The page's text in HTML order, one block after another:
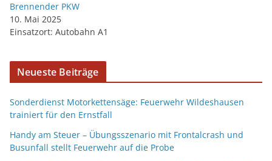
Brennender PKW
10. Mai 2025
Einsatzort: Autobahn A1
Neueste Beiträge
Sonderdienst Motorkettensäge: Feuerwehr Wildeshausen
trainiert für den Ernstfall
Handy am Steuer – Übungsszenario mit Frontalcrash und
Busunfall stellt Feuerwehr auf die Probe